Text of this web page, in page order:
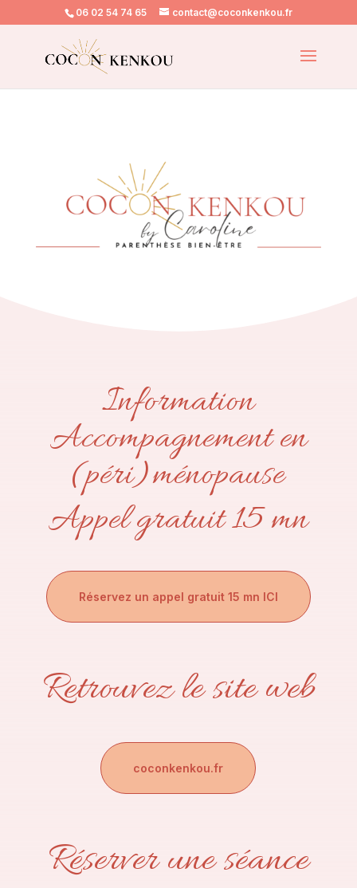
06 02 54 74 65 contact@coconkenkou.fr
Information
Accompagnement en
(péri)ménopause
Appel gratuit 15 mn
Réservez un appel gratuit 15 mn ICI
Retrouvez le site web
coconkenkou.fr
Réserver une séance